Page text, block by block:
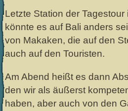
Letzte Station der
könnte es auf Bali anders
von Makaken, die auf den
auch auf den Touristen.
Am Abend heißt es dann
den wir als äußerst
haben, aber auch von den